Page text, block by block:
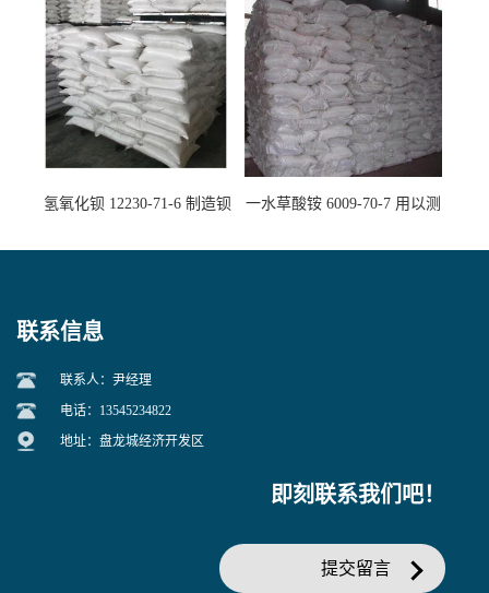
氢氧化钡 12230-71-6 制造钡
一水草酸铵 6009-70-7 用以测
联系信息
联系人：尹经理
电话：13545234822
地址：盘龙城经济开发区
即刻联系我们吧！
提交留言